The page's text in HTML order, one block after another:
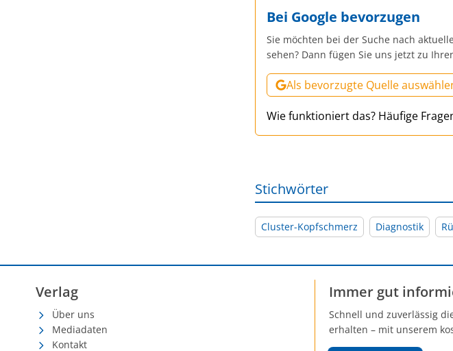
Bei Google bevorzugen
Sie möchten bei der Suche nach
sehen? Dann fügen Sie uns jetzt zu
Als bevorzugte Quelle
Wie funktioniert das? Häufige
Stichwörter
Cluster-Kopfschmerz Diagnostik
Verlag
Über uns
Mediadaten
Kontakt
Immer gut
Schnell und zuverlässig
erhalten – mit unserem